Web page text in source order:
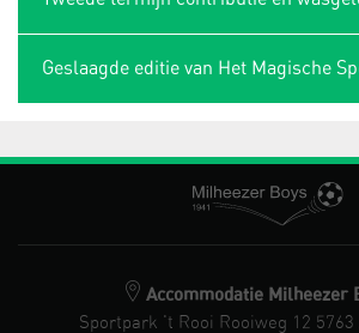
Accommodatie Milheezer
Sportpark 't Rooi Rooiweg 12 5763